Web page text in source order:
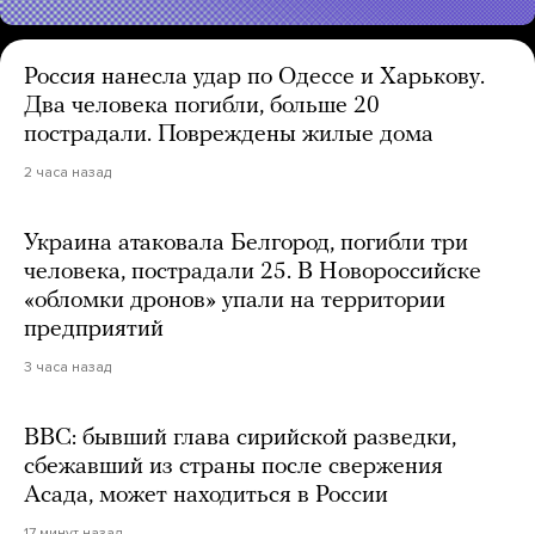
Россия нанесла удар по Одессе и Харькову.
Два человека погибли, больше 20
пострадали. Повреждены жилые дома
2 часа назад
Украина атаковала Белгород, погибли три
человека, пострадали 25. В Новороссийске
«обломки дронов» упали на территории
предприятий
3 часа назад
BBC: бывший глава сирийской разведки,
сбежавший из страны после свержения
Асада, может находиться в России